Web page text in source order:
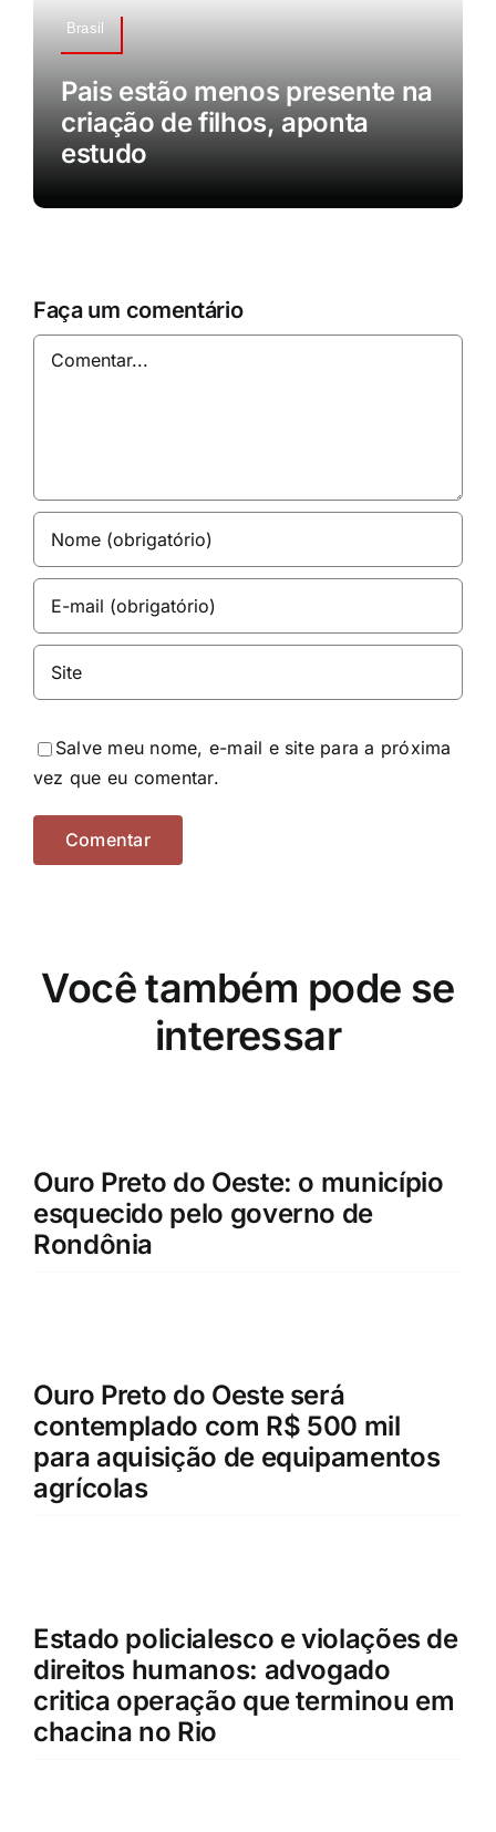
Brasil
Pais estão menos presente na
criação de filhos, aponta
estudo
Faça um comentário
Comentar
Salve meu nome, e-mail e site para a próxima
vez que eu comentar.
Você também pode se
interessar
Ouro Preto do Oeste: o município
esquecido pelo governo de
Rondônia
Ouro Preto do Oeste será
contemplado com R$ 500 mil
para aquisição de equipamentos
agrícolas
Estado policialesco e violações de
direitos humanos: advogado
critica operação que terminou em
chacina no Rio